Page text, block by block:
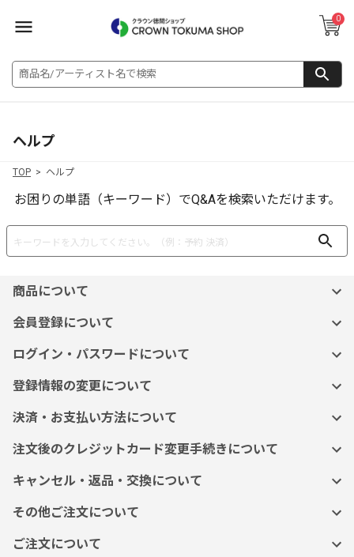
0
ヘルプ
TOP ヘルプ
お困りの単語（キーワード）でQ&Aを検索いただけます。
商品について
会員登録について
ログイン・パスワードについて
登録情報の変更について
決済・お支払い方法について
注文後のクレジットカード変更手続きについて
キャンセル・返品・交換について
その他ご注文について
ご注文について